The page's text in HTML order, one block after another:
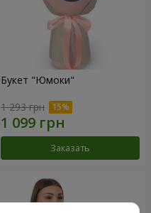
Букет "Юмоки"
1 293 грн
Заказать